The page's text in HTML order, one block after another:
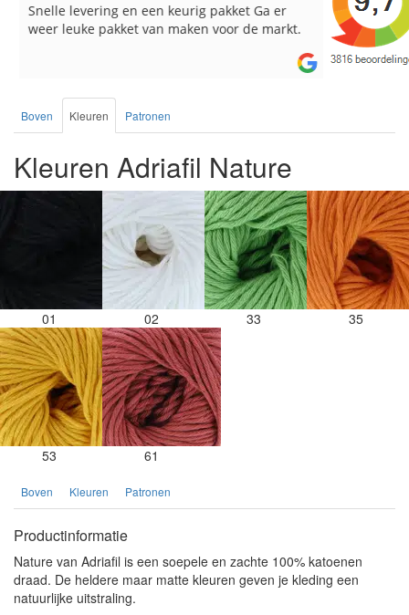
Snelle levering en een keurig pakket Ga er
weer leuke pakket van maken voor de markt.
Reeds
de service.
Boven Kleuren Patronen
Kleuren Adriafil Nature
01 02 33 35
53 61
Boven Kleuren Patronen
Productinformatie
Nature van Adriafil is een soepele en zachte 100% katoenen
draad. De heldere maar matte kleuren geven je kleding een
natuurlijke uitstraling.